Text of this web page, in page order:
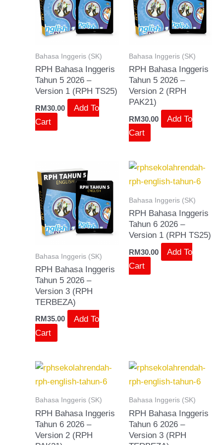
Bahasa Inggeris (SK)
RPH Bahasa Inggeris
Tahun 5 2026 –
Version 1 (RPH TS25)
RM30.00
Add To
Cart
Bahasa Inggeris (SK)
RPH Bahasa Inggeris
Tahun 5 2026 –
Version 2 (RPH
PAK21)
RM30.00
Add To
Cart
Bahasa Inggeris (SK)
RPH Bahasa Inggeris
Tahun 5 2026 –
Version 3 (RPH
TERBEZA)
RM35.00
Add To
Cart
Bahasa Inggeris (SK)
RPH Bahasa Inggeris
Tahun 6 2026 –
Version 1 (RPH TS25)
RM30.00
Add To
Cart
Bahasa Inggeris (SK)
RPH Bahasa Inggeris
Tahun 6 2026 –
Version 2 (RPH
Bahasa Inggeris (SK)
RPH Bahasa Inggeris
Tahun 6 2026 –
Version 3 (RPH